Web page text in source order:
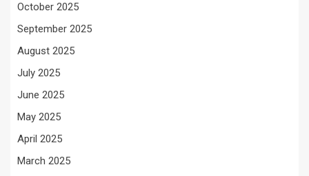
October 2025
September 2025
August 2025
July 2025
June 2025
May 2025
April 2025
March 2025